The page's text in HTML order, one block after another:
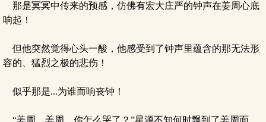
那是冥冥中传来的预感，仿佛有宏大庄严的钟声在姜周心底
响起！
但他突然觉得心头一酸，他感受到了钟声里蕴含的那无法形
容的、猛烈之极的悲伤！
似乎那是...为谁而响丧钟！
“姜周，姜周，你怎么哭了？”星源不知何时飘到了姜周面